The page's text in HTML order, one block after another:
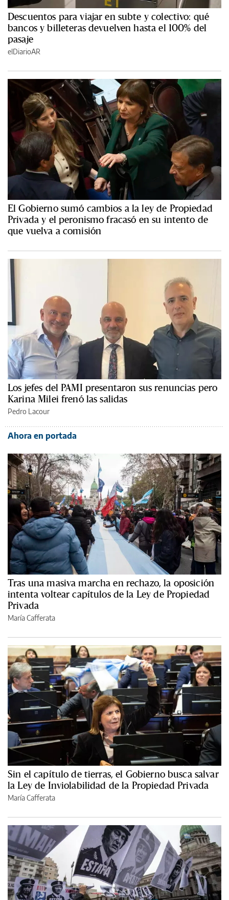
Descuentos para viajar en subte y colectivo: qué
bancos y billeteras devuelven hasta el 100% del
pasaje
elDiarioAR
El Gobierno sumó cambios a la ley de Propiedad
Privada y el peronismo fracasó en su intento de
que vuelva a comisión
Los jefes del PAMI presentaron sus renuncias pero
Karina Milei frenó las salidas
Pedro Lacour
Ahora en portada
Tras una masiva marcha en rechazo, la oposición
intenta voltear capítulos de la Ley de Propiedad
Privada
María Cafferata
Sin el capítulo de tierras, el Gobierno busca salvar
la Ley de Inviolabilidad de la Propiedad Privada
María Cafferata